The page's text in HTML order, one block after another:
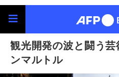
観光開発の波と闘う
ンマルトル